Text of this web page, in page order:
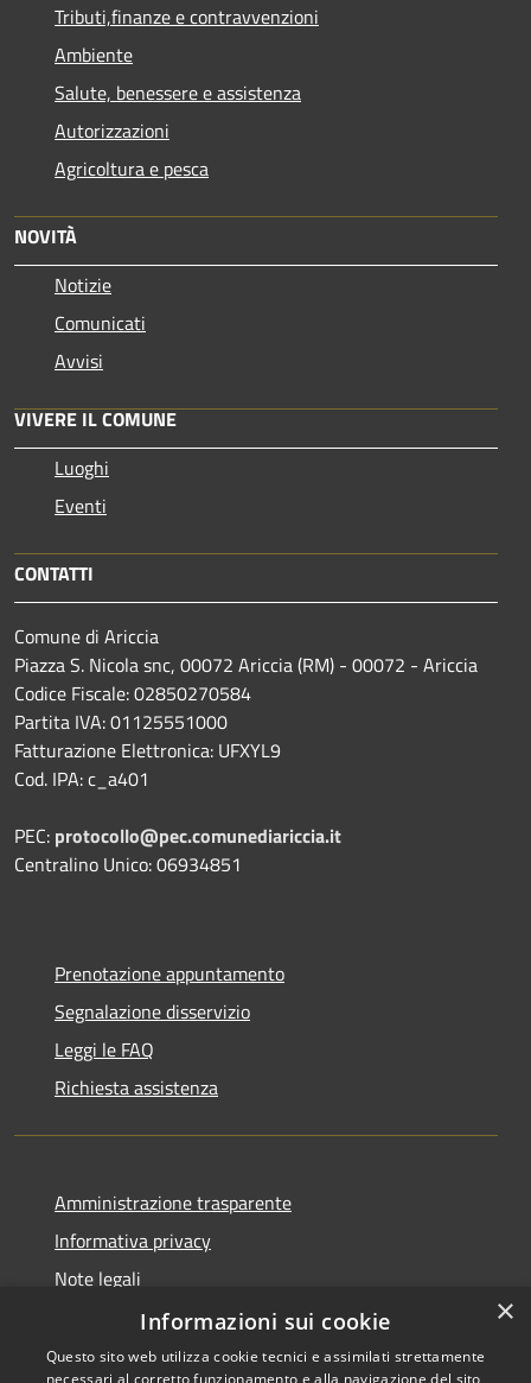
Tributi,finanze e contravvenzioni
Ambiente
Salute, benessere e assistenza
Autorizzazioni
Agricoltura e pesca
NOVITÀ
Notizie
Comunicati
Avvisi
VIVERE IL COMUNE
Luoghi
Eventi
CONTATTI
Comune di Ariccia
Piazza S. Nicola snc, 00072 Ariccia (RM) - 00072 - Ariccia
Codice Fiscale: 02850270584
Partita IVA: 01125551000
Fatturazione Elettronica: UFXYL9
Cod. IPA: c_a401
PEC: protocollo@pec.comunediariccia.it
Centralino Unico: 06934851
Prenotazione appuntamento
Segnalazione disservizio
Leggi le FAQ
Richiesta assistenza
Amministrazione trasparente
Informativa privacy
Note legali
Dichiarazione di accessibilità
×
Informazioni sui cookie
Questo sito web utilizza cookie tecnici e assimilati strettamente
necessari al corretto funzionamento e alla navigazione del sito,